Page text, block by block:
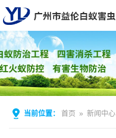
当前位置： 首页 » 新闻中心